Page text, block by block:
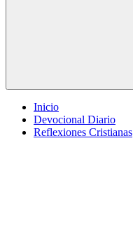
Inicio
Devocional Diario
Reflexiones Cristianas